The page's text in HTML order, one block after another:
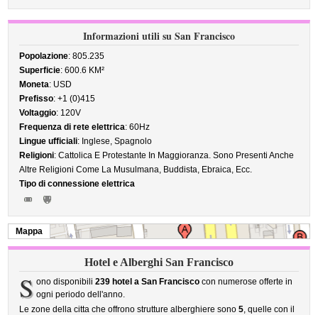
Informazioni utili su San Francisco
Popolazione: 805.235
Superficie: 600.6 KM²
Moneta: USD
Prefisso: +1 (0)415
Voltaggio: 120V
Frequenza di rete elettrica: 60Hz
Lingue ufficiali: Inglese, Spagnolo
Religioni: Cattolica E Protestante In Maggioranza. Sono Presenti Anche
Altre Religioni Come La Musulmana, Buddista, Ebraica, Ecc.
Tipo di connessione elettrica
Mappa
Hotel e Alberghi San Francisco
S ono disponibili 239 hotel a San Franciscocon numerose offerte in
ogni periodo dell'anno.
Le zone della citta che offrono strutture alberghiere sono5, quelle con il